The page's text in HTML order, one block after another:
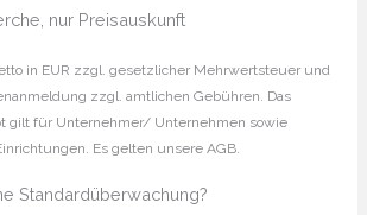
nur Preisauskunft
in EUR zzgl. gesetzlicher Mehrwertsteuer und
zzgl. amtlichen Gebühren. Das
gilt für Unternehmer/ Unternehmen sowie
Es gelten unsere AGB.
Standardüberwachung?